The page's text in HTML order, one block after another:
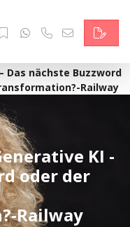
Das nächste Buzzword
Railway
KI -
oder der
Railway